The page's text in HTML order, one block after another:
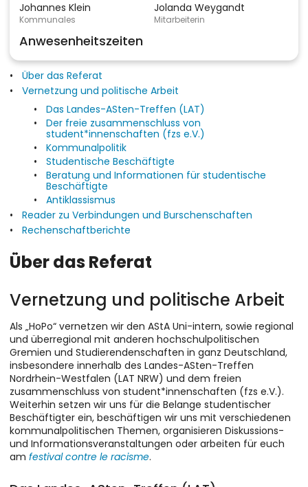
Johannes Klein
Kommunales
Jolanda Weygandt
Mitarbeiterin
Anwesenheitszeiten
Über das Referat
Vernetzung und politische Arbeit
Das Landes-ASten-Treffen (LAT)
Der freie zusammenschluss von
student*innenschaften (fzs e.V.)
Kommunalpolitik
Studentische Beschäftigte
Beratung und Informationen für studentische
Beschäftigte
Antiklassismus
Reader zu Verbindungen und Burschenschaften
Rechenschaftberichte
Über das Referat
Vernetzung und politische Arbeit
Als „HoPo“ vernetzen wir den AStA Uni-intern, sowie regional
und überregional mit anderen hochschulpolitischen
Gremien und Studierendenschaften in ganz Deutschland,
insbesondere innerhalb des Landes-ASten-Treffen
Nordrhein-Westfalen (LAT NRW) und dem freien
zusammenschluss von student*innenschaften (fzs e.V.).
Weiterhin setzen wir uns für die Belange studentischer
Beschäftigter ein, beschäftigen wir uns mit verschiedenen
kommunalpolitischen Themen, organisieren Diskussions-
und Informationsveranstaltungen oder arbeiten für euch
am festival contre le racisme.